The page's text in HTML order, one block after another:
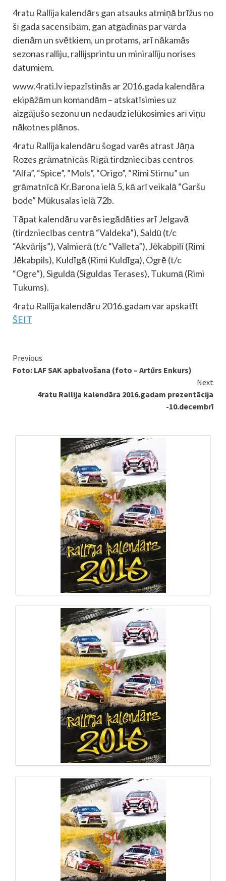
4ratu Rallija kalendārs gan atsauks atmiņā brīžus no
šī gada sacensībām, gan atgādinās par vārda
dienām un svētkiem, un protams, arī nākamās
sezonas ralliju, rallijsprintu un miniralliju norises
datumiem.
www.4rati.lv iepazīstinās ar 2016.gada kalendāra
ekipāžām un komandām – atskatīsimies uz
aizgājušo sezonu un nedaudz ielūkosimies arī viņu
nākotnes plānos.
4ratu Rallija kalendāru šogad varēs atrast Jāņa
Rozes grāmatnīcās Rīgā tirdzniecības centros
“Alfa”, “Spice”, “Mols”, “Origo”, “Rimi Stirnu” un
grāmatnīcā Kr.Barona ielā 5, kā arī veikalā “Garšu
bode” Mūkusalas ielā 72b.
Tāpat kalendāru varēs iegādāties arī Jelgavā
(tirdzniecības centrā “Valdeka”), Saldū (t/c
“Akvārijs”), Valmierā (t/c “Valleta”), Jēkabpilī (Rimi
Jēkabpils), Kuldīgā (Rimi Kuldīga), Ogrē (t/c
“Ogre”), Siguldā (Siguldas Terases), Tukumā (Rimi
Tukums).
4ratu Rallija kalendāru 2016.gadam var apskatīt
ŠEIT
Continue
Reading
Previous
Foto: LAF SAK apbalvošana (foto – Artūrs Enkurs)
Next
4ratu Rallija kalendāra 2016.gadam prezentācija
-10.decembrī